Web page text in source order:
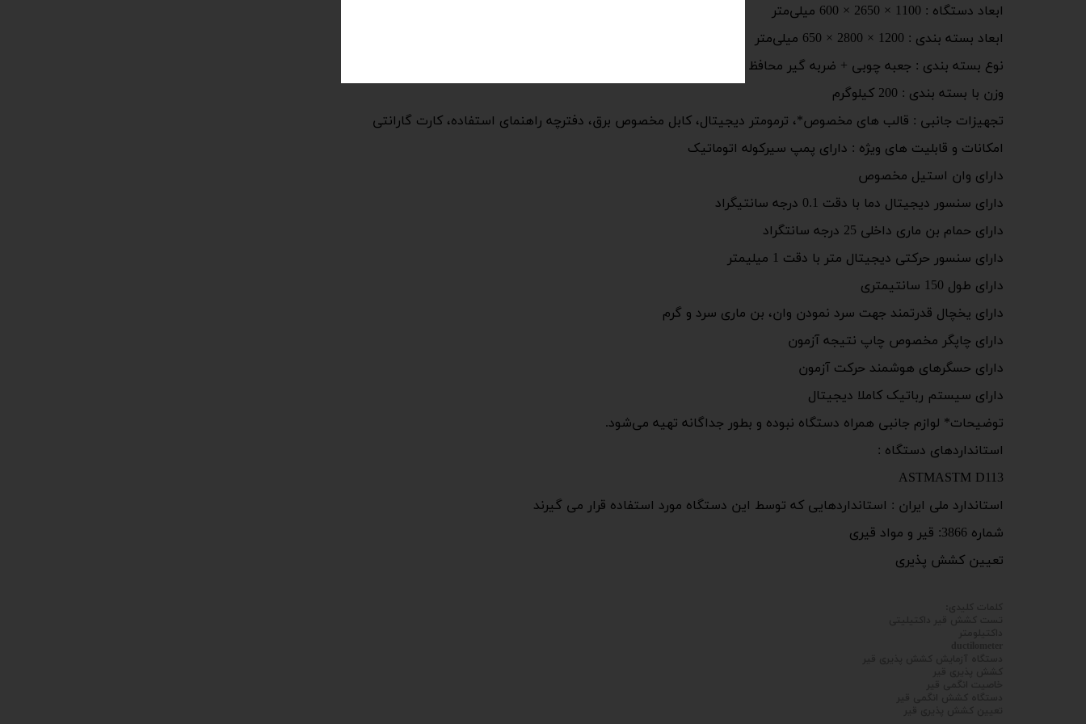
ابعاد دستگاه : 1100 × 2650 × 600 میلی‌متر
ابعاد بسته بندی : 1200 × 2800 × 650 میلی‌متر
نوع بسته بندی : جعبه چوبی + ضربه گیر محافظ حمل و نقل
وزن با بسته بندی : 200 کیلوگرم
تجهیزات جانبی : قالب های مخصوص*، ترمومتر دیجیتال، کابل مخصوص برق، دفترچه راهنمای استفاده، کارت گارانتی
امکانات و قابلیت های ویژه : دارای پمپ سیرکوله اتوماتیک
دارای وان استیل مخصوص
دارای سنسور دیجیتال دما با دقت 0.1 درجه سانتیگراد
دارای حمام بن ماری داخلی 25 درجه سانتگراد
دارای سنسور حرکتی دیجیتال متر با دقت 1 میلیمتر
دارای طول 150 سانتیمتری
دارای یخچال قدرتمند جهت سرد نمودن وان، بن ماری سرد و گرم
دارای چاپگر مخصوص چاپ نتیجه آزمون
دارای حسگرهای هوشمند حرکت آزمون
دارای سیستم رباتیک کاملا دیجیتال
توضیحات* لوازم جانبی همراه دستگاه نبوده و بطور جداگانه تهیه می‌شود.
استانداردهای دستگاه :
ASTMASTM D113
استاندارد ملی ایران : استانداردهایی که توسط این دستگاه مورد استفاده قرار می گیرند
شماره 3866: قیر و مواد قیری
تعیین کشش پذیری​​​​​​​